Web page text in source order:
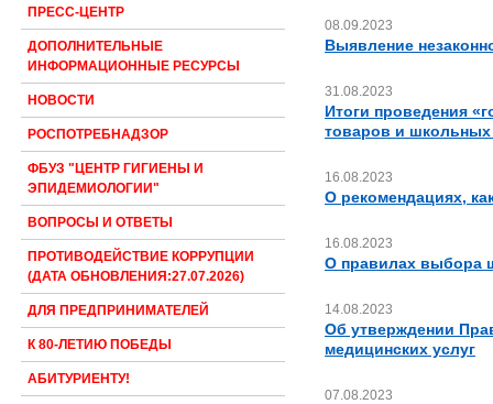
ПРЕСС-ЦЕНТР
ДОПОЛНИТЕЛЬНЫЕ
ИНФОРМАЦИОННЫЕ РЕСУРСЫ
НОВОСТИ
РОСПОТРЕБНАДЗОР
ФБУЗ "ЦЕНТР ГИГИЕНЫ И
ЭПИДЕМИОЛОГИИ"
ВОПРОСЫ И ОТВЕТЫ
ПРОТИВОДЕЙСТВИЕ КОРРУПЦИИ
(ДАТА ОБНОВЛЕНИЯ:27.07.2026)
ДЛЯ ПРЕДПРИНИМАТЕЛЕЙ
К 80-ЛЕТИЮ ПОБЕДЫ
АБИТУРИЕНТУ!
08.09.2023
Выявление
31.08.2023
Итоги проведения
товаров и
16.08.2023
О рекомендациях,
16.08.2023
О правилах выбора
14.08.2023
Об утверждении
медицинских услуг
07.08.2023